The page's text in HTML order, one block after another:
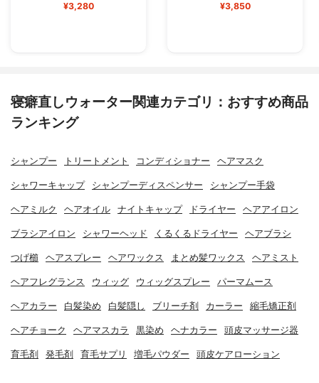
¥3,280 ¥3,850
寝癖直しウォーター関連カテゴリ：おすすめ商品
ランキング
シャンプー トリートメント コンディショナー ヘアマスク
シャワーキャップ シャンプーディスペンサー シャンプー手袋
ヘアミルク ヘアオイル ナイトキャップ ドライヤー ヘアアイロン
ブラシアイロン シャワーヘッド くるくるドライヤー ヘアブラシ
つげ櫛 ヘアスプレー ヘアワックス まとめ髪ワックス ヘアミスト
ヘアフレグランス ウィッグ ウィッグスプレー パーマムース
ヘアカラー 白髪染め 白髪隠し ブリーチ剤 カーラー 縮毛矯正剤
ヘアチョーク ヘアマスカラ 黒染め ヘナカラー 頭皮マッサージ器
育毛剤 発毛剤 育毛サプリ 増毛パウダー 頭皮ケアローション